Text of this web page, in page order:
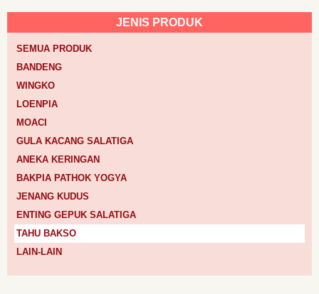
JENIS PRODUK
SEMUA PRODUK
BANDENG
WINGKO
LOENPIA
MOACI
GULA KACANG SALATIGA
ANEKA KERINGAN
BAKPIA PATHOK YOGYA
JENANG KUDUS
ENTING GEPUK SALATIGA
TAHU BAKSO
LAIN-LAIN